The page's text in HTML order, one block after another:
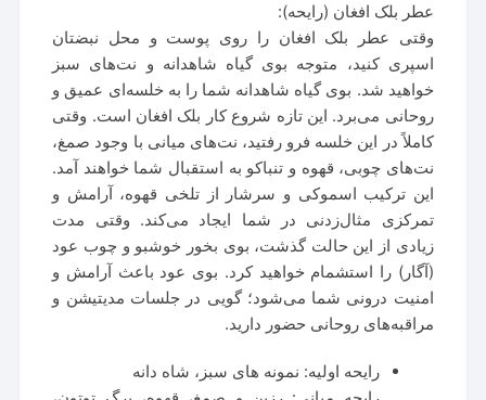
عطر بلک افغان (رایحه):
وقتی عطر بلک افغان را روی پوست و محل نبضتان
اسپری کنید، متوجه بوی گیاه شاهدانه و نت‌های سبز
خواهید شد. بوی گیاه شاهدانه شما را به خلسه‌ای عمیق و
روحانی می‌برد. این تازه شروع کار بلک افغان است. وقتی
کاملاً در این خلسه فرو رفتید، نت‌های میانی با وجود صمغ،
نت‌های چوبی، قهوه و تنباکو به استقبال شما خواهند آمد.
این ترکیب اسموکی و سرشار از تلخی قهوه، آرامش و
تمرکزی مثال‌زدنی در شما ایجاد می‌کند. وقتی مدت
زیادی از این حالت گذشت، بوی بخور خوشبو و چوب عود
(آگار) را استشمام خواهید کرد. بوی عود باعث آرامش و
امنیت درونی شما می‌شود؛ گویی در جلسات مدیتیشن و
مراقبه‌های روحانی حضور دارید.
رایحه اولیه: نمونه های سبز، شاه دانه